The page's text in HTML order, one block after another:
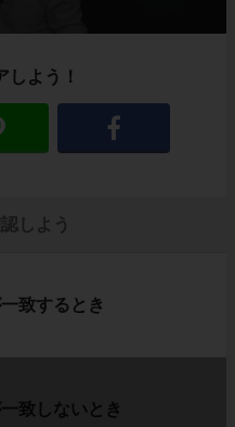
しよう！
しよう
致するとき
致しないとき